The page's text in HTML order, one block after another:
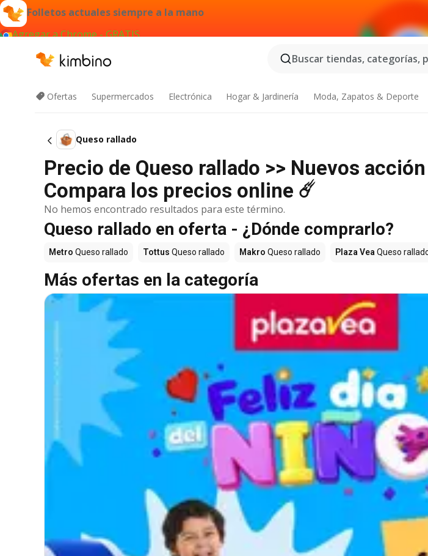
Folletos actuales siempre a la mano
Agregar a Chrome - GRATIS
Buscar tiendas, categorías,
Ofertas Supermercados Electrónica Hogar & Jardinería Moda, Zapatos & Deporte
Queso rallado
Precio de Queso rallado >> Nuevos
Compara los precios online ☄️
No hemos encontrado resultados para este término.
Queso rallado en oferta - ¿Dónde comprarlo?
Metro Queso rallado Tottus Queso rallado Makro Queso rallado Plaza Vea Queso
Más ofertas en la categoría